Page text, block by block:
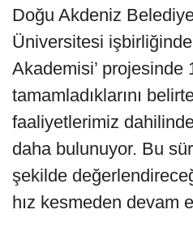
Doğu Akdeniz
Üniversitesi
Akademisi’ projesinde
tamamladıklarını
faaliyetlerimiz
daha bulunuyor. Bu
şekilde
hız kesmeden devam